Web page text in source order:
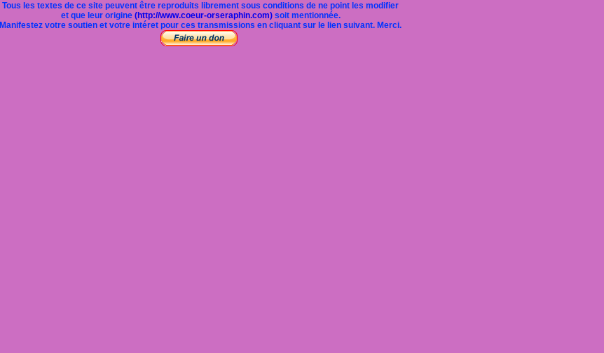
Tous les textes de ce site peuvent être reproduits librement sous conditions de ne point les modifier
et que leur origine (http://www.coeur-orseraphin.com)soit mentionnée.
Manifestez votre soutien et votre intéret pour ces transmissions en cliquant sur le lien suivant. Merci.